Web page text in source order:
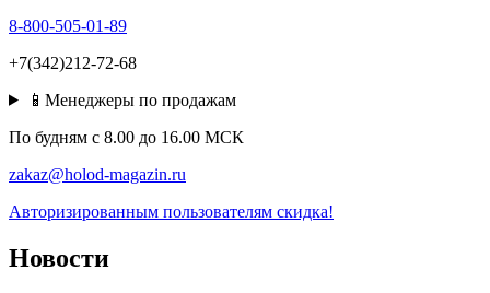
8-800-505-01-89
+7(342)212-72-68
📱Менеджеры по продажам
По будням c 8.00 до 16.00 МСК
zakaz@holod-magazin.ru
Авторизированным пользователям скидка!
Новости